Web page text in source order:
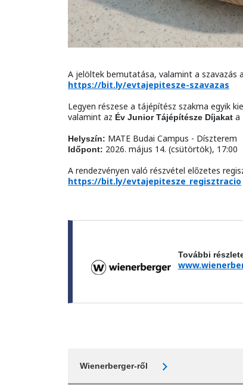
A jelöltek bemutatása, valamint a szavazás
https://bit.ly/evtajepitesze-szavazas
Legyen részese a tájépítész szakma egyik
valamint az Év Junior Tájépítésze Díjakat a
Helyszín: MATE Budai Campus - Díszterem
Időpont: 2026. május 14. (csütörtök), 17:00
A rendezvényen való részvétel előzetes
https://bit.ly/evtajepitesze_regisztracio
További
Wienerberger-ről